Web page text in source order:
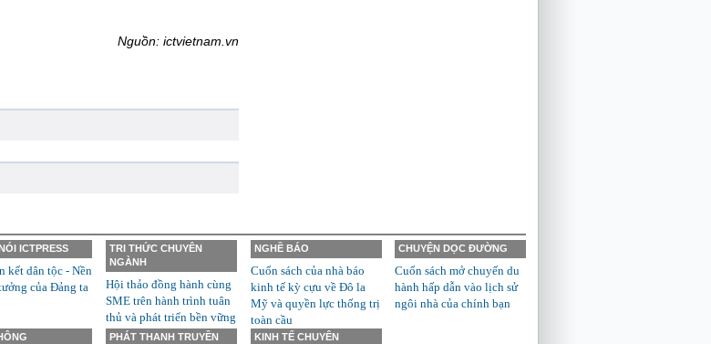
Nguồn: ictvietnam.vn
ICTPRESS
kết dân tộc - Nền
của Đảng ta
TRI THỨC CHUYÊN
NGÀNH
Hội thảo đồng hành cùng
SME trên hành trình tuân
thủ và phát triển bền vững
NGHỀ BÁO
Cuốn sách của nhà báo
kinh tế kỳ cựu về Đô la
Mỹ và quyền lực thống trị
toàn cầu
CHUYỆN DỌC ĐƯỜNG
Cuốn sách mở chuyến du
hành hấp dẫn vào lịch sử
ngôi nhà của chính bạn
PHÁT THANH TRUYỀN
KINH TẾ CHUYÊN